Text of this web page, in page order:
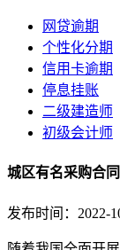
网贷逾期
个性化分期
信用卡逾期
停息挂账
二级建造师
初级会计师
城区有名采购合
发布时间：2022-